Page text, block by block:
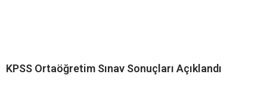
KPSS Ortaöğretim Sınav Sonuçları Açıklandı